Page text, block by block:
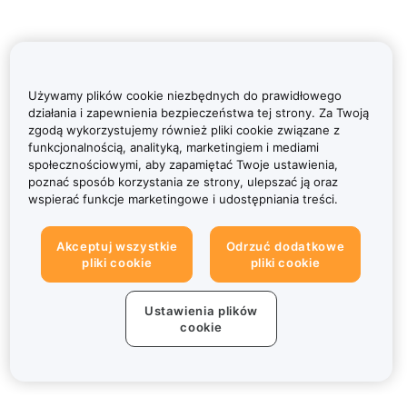
Używamy plików cookie niezbędnych do prawidłowego
działania i zapewnienia bezpieczeństwa tej strony. Za Twoją
zgodą wykorzystujemy również pliki cookie związane z
funkcjonalnością, analityką, marketingiem i mediami
społecznościowymi, aby zapamiętać Twoje ustawienia,
poznać sposób korzystania ze strony, ulepszać ją oraz
wspierać funkcje marketingowe i udostępniania treści.
Akceptuj wszystkie
pliki cookie
Odrzuć dodatkowe
pliki cookie
Ustawienia plików
cookie